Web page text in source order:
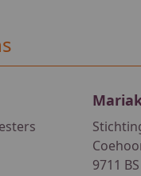
9711 BS